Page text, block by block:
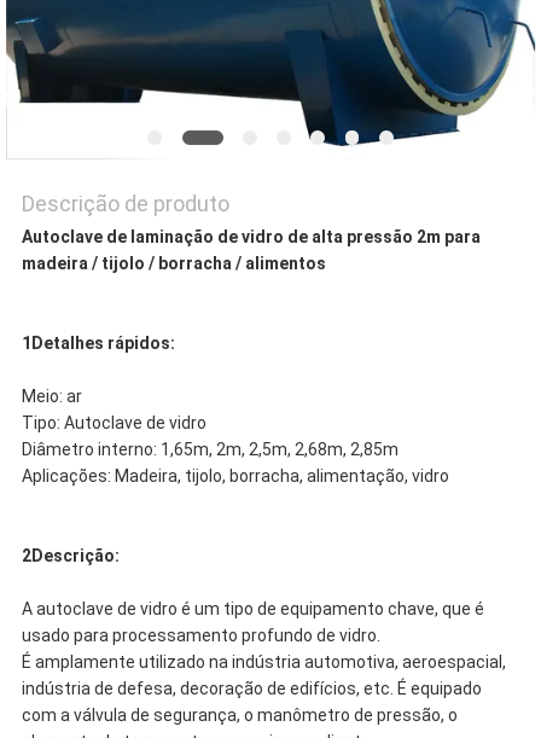
Descrição de produto
Autoclave de laminação de vidro de alta pressão 2m para
madeira / tijolo / borracha / alimentos
1Detalhes rápidos:
Meio: ar
Tipo: Autoclave de vidro
Diâmetro interno: 1,65m, 2m, 2,5m, 2,68m, 2,85m
Aplicações: Madeira, tijolo, borracha, alimentação, vidro
2Descrição:
A autoclave de vidro é um tipo de equipamento chave, que é
usado para processamento profundo de vidro.
É amplamente utilizado na indústria automotiva, aeroespacial,
indústria de defesa, decoração de edifícios, etc. É equipado
com a válvula de segurança, o manômetro de pressão, o